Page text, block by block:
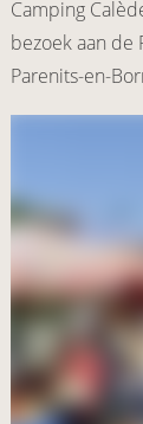
Camping
bezoek aan de
Parenits-en-